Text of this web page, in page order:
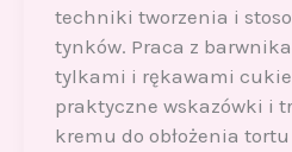
techniki tworzenia i
tynków. Praca z
tylkami i rękawami
praktyczne wskazówki i
kremu do obłożenia